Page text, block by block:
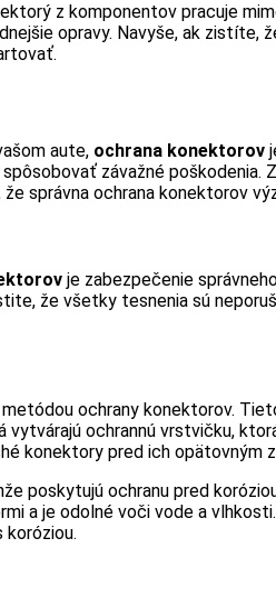
z komponentov pracuje
opravy. Navyše, ak
aute, ochrana konektorov
závažné
správna ochrana konektorov
je zabezpečenie
že všetky tesnenia sú
ochrany konektorov.
ochrannú vrstvičku,
konektory pred ich opätovným
poskytujú ochranu pred
a je odolné voči vode a
koróziou.